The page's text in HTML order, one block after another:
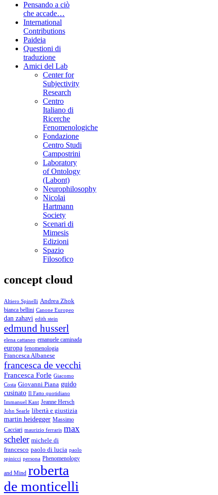
Pensando a ciò
che accade…
International
Contributions
Paideia
Questioni di
traduzione
Amici del Lab
Center for
Subjectivity
Research
Centro
Italiano di
Ricerche
Fenomenologiche
Fondazione
Centro Studi
Campostrini
Laboratory
of Ontology
(Labont)
Neurophilosophy
Nicolai
Hartmann
Society
Scenari di
Mimesis
Edizioni
Spazio
Filosofico
concept cloud
Altiero Spinelli Andrea Zhok
bianca bellini Canone Europeo
dan zahavi edith stein
edmund husserl
elena cattaneo emanuele caminada
europa fenomenologia
Francesca Albanese
francesca de vecchi
Francesca Forle Giacomo
Costa Giovanni Piana guido
cusinato Il Fatto quotidiano
Immanuel Kant Jeanne Hersch
John Searle libertà e giustizia
martin heidegger Massimo
Cacciari maurizio ferraris max
scheler michele di
francesco paolo di lucia paolo
spinicci persona Phenomenology
and Mind roberta
de monticelli